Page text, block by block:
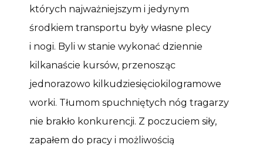
których najważniejszym i jedynym
środkiem transportu były własne plecy
i nogi. Byli w stanie wykonać dziennie
kilkanaście kursów, przenosząc
jednorazowo kilkudziesięciokilogramowe
worki. Tłumom spuchniętych nóg tragarzy
nie brakło konkurencji. Z poczuciem siły,
zapałem do pracy i możliwością